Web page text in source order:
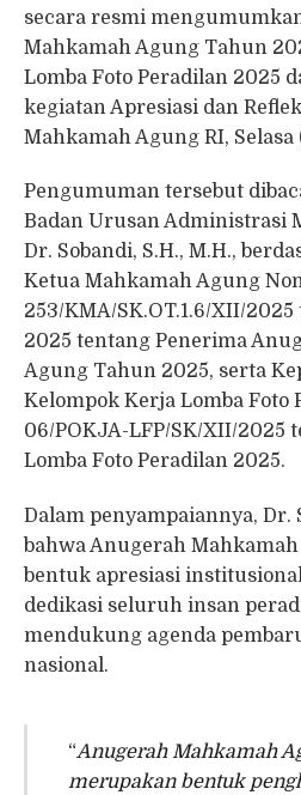
secara resmi
Mahkamah Agung Tahun
Lomba Foto Peradilan 2025
kegiatan Apresiasi dan
Mahkamah Agung RI, Selasa
Pengumuman tersebut
Badan Urusan Administrasi
Dr. Sobandi, S.H., M.H.,
Ketua Mahkamah Agung
253/KMA/SK.OT.1.6/XII/
2025 tentang Penerima
Agung Tahun 2025, serta
Kelompok Kerja Lomba Foto
06/POKJA-LFP/SK/XII/2025
Lomba Foto Peradilan 2025.
Dalam penyampaiannya, Dr.
bahwa Anugerah
bentuk apresiasi
dedikasi seluruh insan
mendukung agenda
nasional.
“Anugerah Mahkamah
merupakan bentuk